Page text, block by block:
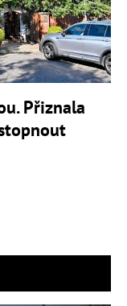
Přiznala